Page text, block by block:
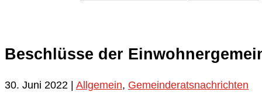
Beschlüsse der
30. Juni 2022 | Allgemein, Gemeinderatsnachrichten